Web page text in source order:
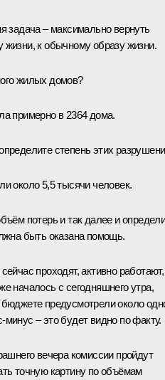
задача – максимально вернуть
к обычному образу жизни.
жилых домов?
примерно в 2364 дома.
степень этих
около 5,5 тысячи человек.
потерь и так далее и
быть оказана помощь.
проходят, активно работают,
началось с сегодняшнего утра,
предусмотрели около
– это будет видно по факту.
вечера комиссии пройдут
точную картину по объёмам